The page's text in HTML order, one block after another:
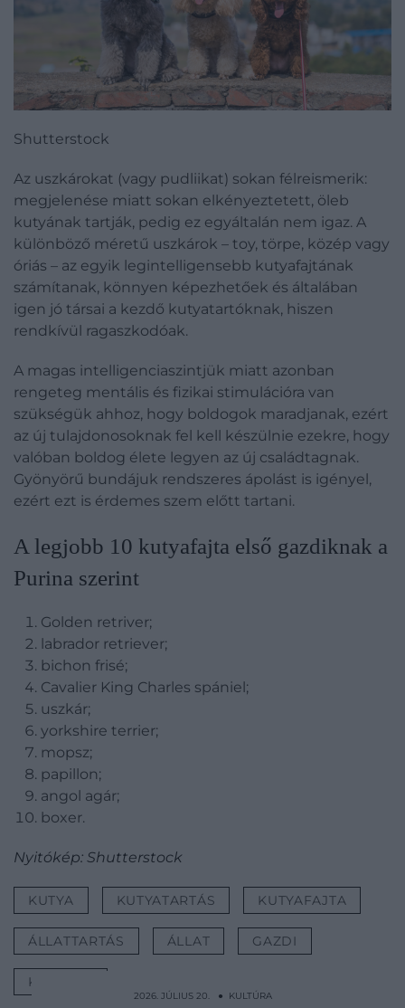
Shutterstock
Az uszkárokat (vagy pudliikat) sokan félreismerik:
megjelenése miatt sokan elkényeztetett, öleb
kutyának tartják, pedig ez egyáltalán nem igaz. A
különböző méretű uszkárok – toy, törpe, közép vagy
óriás – az egyik legintelligensebb kutyafajtának
számítanak, könnyen képezhetőek és általában
igen jó társai a kezdő kutyatartóknak, hiszen
rendkívül ragaszkodóak.
A magas intelligenciaszintjük miatt azonban
rengeteg mentális és fizikai stimulációra van
szükségük ahhoz, hogy boldogok maradjanak, ezért
az új tulajdonosoknak fel kell készülnie ezekre, hogy
valóban boldog élete legyen az új családtagnak.
Gyönyörű bundájuk rendszeres ápolást is igényel,
ezért ezt is érdemes szem előtt tartani.
A legjobb 10 kutyafajta első gazdiknak a
Purina szerint
Golden retriver;
labrador retriever;
bichon frisé;
Cavalier King Charles spániel;
uszkár;
yorkshire terrier;
mopsz;
papillon;
angol agár;
boxer.
Nyitókép: Shutterstock
KUTYA KUTYATARTÁS KUTYAFAJTA
ÁLLATTARTÁS ÁLLAT GAZDI
KULTÚRA
2026. JÚLIUS 20. ● KULTÚRA